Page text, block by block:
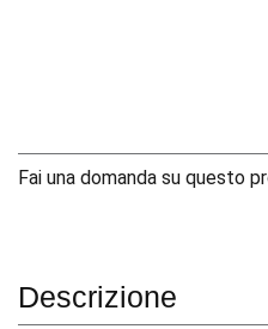
Fai una domanda su questo
Descrizione